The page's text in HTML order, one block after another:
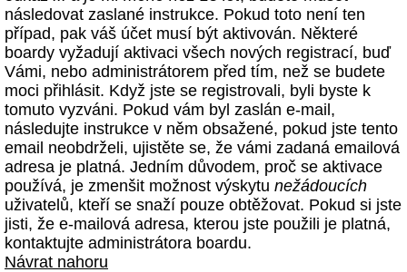
následovat zaslané instrukce. Pokud toto není ten
případ, pak váš účet musí být aktivován. Některé
boardy vyžadují aktivaci všech nových registrací, buď
Vámi, nebo administrátorem před tím, než se budete
moci přihlásit. Když jste se registrovali, byli byste k
tomuto vyzváni. Pokud vám byl zaslán e-mail,
následujte instrukce v něm obsažené, pokud jste tento
email neobdrželi, ujistěte se, že vámi zadaná emailová
adresa je platná. Jedním důvodem, proč se aktivace
používá, je zmenšit možnost výskytu nežádoucích
uživatelů, kteří se snaží pouze obtěžovat. Pokud si jste
jisti, že e-mailová adresa, kterou jste použili je platná,
kontaktujte administrátora boardu.
Návrat nahoru